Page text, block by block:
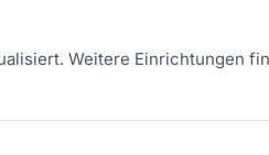
Weitere Einrichtungen